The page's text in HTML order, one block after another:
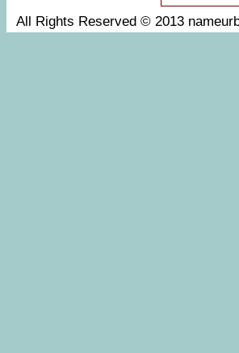
All Rights Reserved © 2013